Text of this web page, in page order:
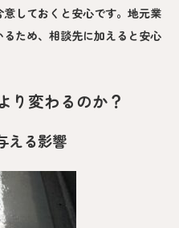
しておくと安心です。地元業
ため、相談先に加えると安心
り変わるのか？
える影響